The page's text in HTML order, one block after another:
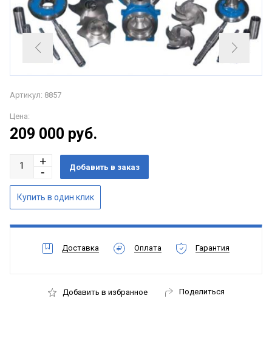
Артикул: 8857
Цена:
209 000 руб.
Доставка Оплата Гарантия
Добавить в избранное Поделиться